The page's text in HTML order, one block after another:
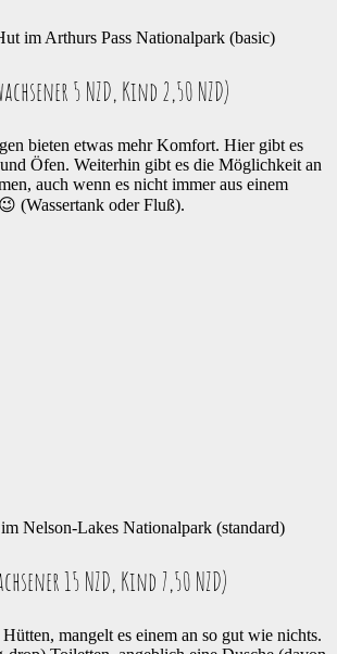
im Arthurs Pass Nationalpark (basic)
5 NZD, Kind 2,50 NZD)
bieten etwas mehr Komfort. Hier gibt es
Öfen. Weiterhin gibt es die Möglichkeit an
auch wenn es nicht immer aus einem
(Wassertank oder Fluß).
Nelson-Lakes Nationalpark (standard)
15 NZD, Kind 7,50 NZD)
mangelt es einem an so gut wie nichts.